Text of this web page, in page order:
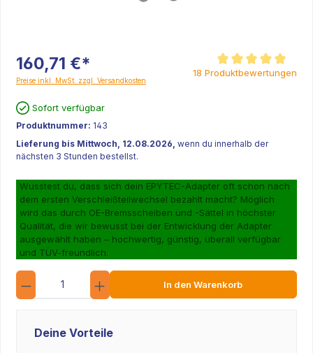
160,71 €*
Preise inkl. MwSt. zzgl. Versandkosten
Durchschnittliche
18 Produktbewertungen
Sofort verfügbar
Produktnummer: 143
Lieferung bis Mittwoch, 12.08.2026, wenn du innerhalb der
nächsten 3 Stunden bestellst.
Wusstest du, dass sich dein EPYTEC-Adapter oft schon nach
dem ersten Verschleißteilwechsel bezahlt macht? Möglich
wird das durch OE-Bremsscheiben und -Sättel in höchster
Qualität, die wir bewusst bei der Entwicklung der Adapter
ausgewählt haben – hochwertig, günstig, überall verfügbar
und TÜV-freundlich.
Anzahl
In den Warenkorb
Deine Vorteile